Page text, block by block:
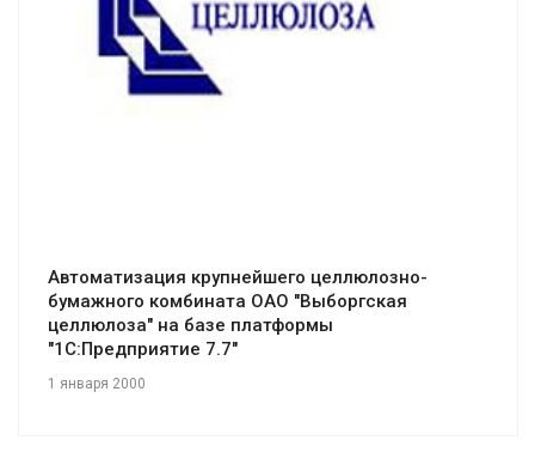
Смотреть проект
Автоматизация крупнейшего целлюлозно-
бумажного комбината ОАО "Выборгская
целлюлоза" на базе платформы
"1С:Предприятие 7.7"
1 января 2000